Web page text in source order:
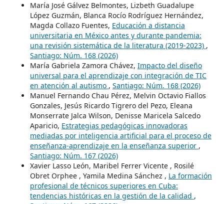
María José Gálvez Belmontes, Lizbeth Guadalupe
López Guzmán, Blanca Rocío Rodríguez Hernández,
Magda Collazo Fuentes, Educación a distancia
universitaria en México antes y durante pandemia:
una revisión sistemática de la literatura (2019-2023) ,
Santiago: Núm. 168 (2026)
María Gabriela Zamora Chávez, Impacto del diseño
universal para el aprendizaje con integración de TIC
en atención al autismo , Santiago: Núm. 168 (2026)
Manuel Fernando Chau Pérez, Melvin Octavio Fiallos
Gonzales, Jesús Ricardo Tigrero del Pezo, Eleana
Monserrate Jalca Wilson, Denisse Maricela Salcedo
Aparicio, Estrategias pedagógicas innovadoras
mediadas por inteligencia artificial para el proceso de
enseñanza-aprendizaje en la enseñanza superior ,
Santiago: Núm. 167 (2026)
Xavier Lasso León, Maribel Ferrer Vicente , Rosilé
Obret Orphee , Yamila Medina Sánchez , La formación
profesional de técnicos superiores en Cuba:
tendencias históricas en la gestión de la calidad ,